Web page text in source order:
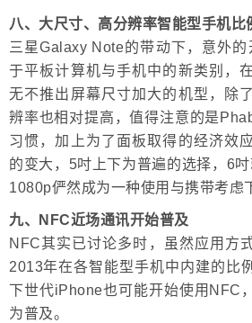
八、大尺寸、高分辨率智能型手机比
三星Galaxy Note的带动下，意外
于平板计算机与手机中的新类别，
无不推出屏幕尺寸加大的机型，除
辨率也相对提高，值得注意的是
习惯，加上为了面板取得的经济效
的变大，5吋上下为普遍的选择，6吋
1080p俨然成为一种使用与携带考虑
九、NFC近场通讯开始普及
NFC其实已讨论多时，虽然应用方
2013年在各智能型手机中内建的比
下世代iPhone也可能开始使用NFC
为普及。